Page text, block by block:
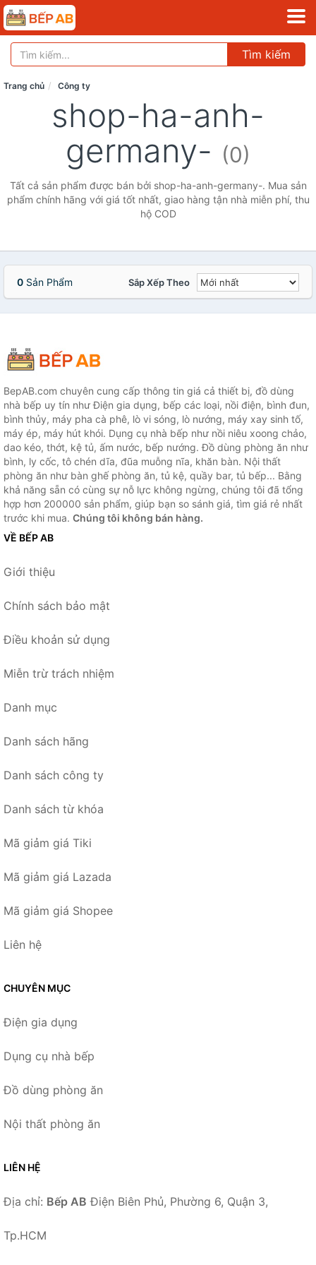
Tìm kiếm
Trang chủ Công ty
shop-ha-anh-
germany- (0)
Tất cả sản phẩm được bán bởi shop-ha-anh-germany-. Mua sản
phẩm chính hãng với giá tốt nhất, giao hàng tận nhà miễn phí, thu
hộ COD
0 Sản Phẩm Sắp Xếp Theo
BepAB.com chuyên cung cấp thông tin giá cả thiết bị, đồ dùng
nhà bếp uy tín như Điện gia dụng, bếp các loại, nồi điện, bình đun,
bình thủy, máy pha cà phê, lò vi sóng, lò nướng, máy xay sinh tố,
máy ép, máy hút khói. Dụng cụ nhà bếp như nồi niêu xoong chảo,
dao kéo, thớt, kệ tủ, ấm nước, bếp nướng. Đồ dùng phòng ăn như
bình, ly cốc, tô chén dĩa, đũa muỗng nĩa, khăn bàn. Nội thất
phòng ăn như bàn ghế phòng ăn, tủ kệ, quầy bar, tủ bếp... Bằng
khả năng sẵn có cùng sự nỗ lực không ngừng, chúng tôi đã tổng
hợp hơn 200000 sản phẩm, giúp bạn so sánh giá, tìm giá rẻ nhất
trước khi mua. Chúng tôi không bán hàng.
VỀ BẾP AB
Giới thiệu
Chính sách bảo mật
Điều khoản sử dụng
Miễn trừ trách nhiệm
Danh mục
Danh sách hãng
Danh sách công ty
Danh sách từ khóa
Mã giảm giá Tiki
Mã giảm giá Lazada
Mã giảm giá Shopee
Liên hệ
CHUYÊN MỤC
Điện gia dụng
Dụng cụ nhà bếp
Đồ dùng phòng ăn
Nội thất phòng ăn
LIÊN HỆ
Địa chỉ: Bếp AB Điện Biên Phủ, Phường 6, Quận 3,
Tp.HCM